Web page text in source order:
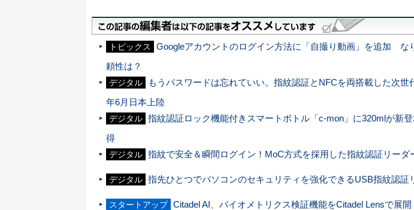
トピックス
Googleアカウントのログイン方法に「自撮り動画」を追加 な
頼性は？
デジタル
もうパスワードは忘れていい。指紋認証とNFCを両搭載した次世
年6月日本上陸
デジタル 指紋認証ロック機能付きスマートボトル「c-mon」に320mlが新
得
デジタル 指紋で安全＆瞬間ログイン！MoC方式を採用した指紋認証リーダ
デジタル 指先ひとつでパソコンのセキュリティを強化できるUSB指紋認証
スタートアップ Citadel AI、バイオメトリクス検証機能をCitadel Lensで展開